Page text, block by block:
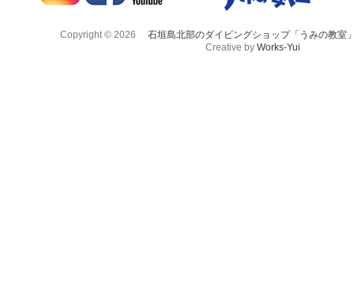
Copyright © 2026
石垣島北部のダイビングショップ「うみの教室
Creative by Works-Yui